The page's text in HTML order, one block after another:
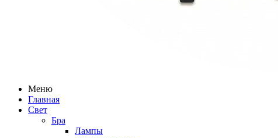
Меню
Главная
Свет
Бра
Лампы